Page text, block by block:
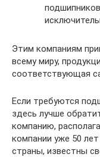
Этим компаниям
всему миру,
соответствующая
Если требуются
здесь лучше
компанию,
компании уже 50
страны, известны